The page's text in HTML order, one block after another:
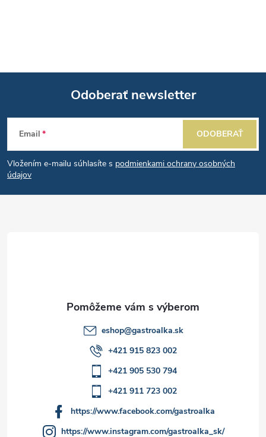
c
i
e
Z
á
p
Odoberať newsletter
Email
Vložením e-mailu súhlasíte s podmienkami ochrany osobných
údajov
ODOBERAŤ
eshop@gastroalka.sk
+421 915 823 002
+421 905 530 794
+421 911 723 002
https://www.facebook.com/gastroalka
https://www.instagram.com/gastroalka_sk/